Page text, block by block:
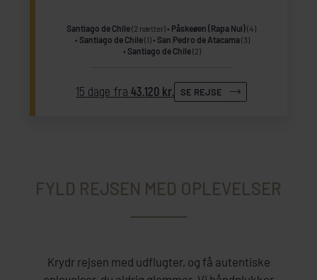
Santiago de Chile(2 nætter) Påskeøen (Rapa Nui)(4)
Santiago de Chile(1) San Pedro de Atacama(3)
Santiago de Chile(2)
15 dage fra43.120 kr. SE REJSE
FYLD REJSEN MED OPLEVELSER
Krydr rejsen med udflugter, og få autentiske